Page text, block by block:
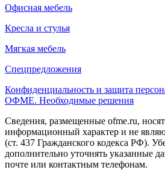
Офисная мебель
Кресла и стулья
Мягкая мебель
Спецпредложения
Конфиденциальность и защита
ОФМЕ. Необходимые решения
Сведения, размещенные ofme.ru,
информационный характер и не
(ст. 437 Гражданского кодекса РФ).
дополнительно уточнять указанные
почте или контактным телефонам.